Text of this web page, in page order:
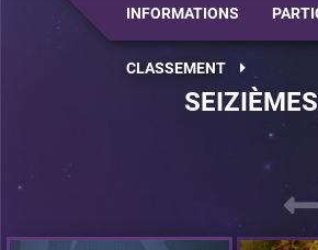
INFORMATIONS
CLASSEMENT